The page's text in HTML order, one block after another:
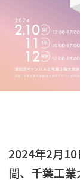
2024年2月
間、千葉工